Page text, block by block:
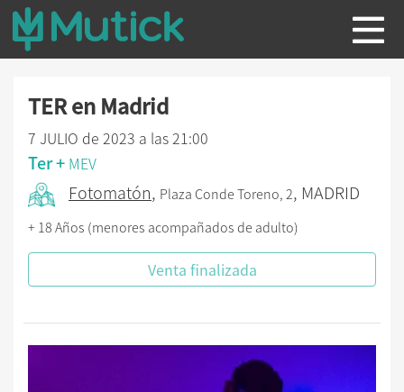
TER en Madrid
7 JULIO de 2023 a las 21:00
Ter + MEV
Fotomatón, Plaza Conde Toreno, 2, MADRID
+ 18 Años (menores acompañados de adulto)
Venta finalizada